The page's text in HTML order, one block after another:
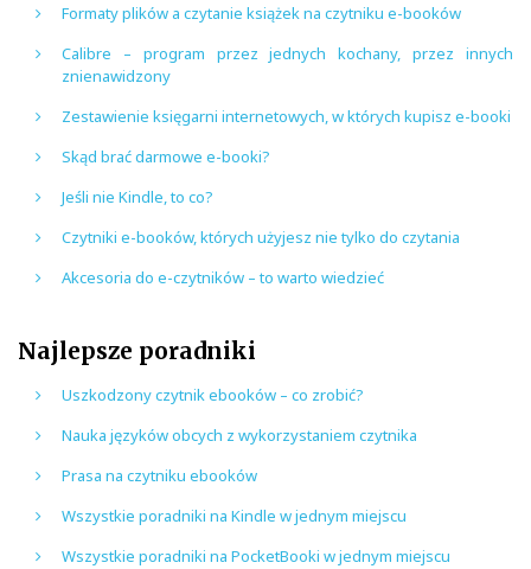
Formaty plików a czytanie książek na czytniku e-booków
Calibre – program przez jednych kochany, przez innych
znienawidzony
Zestawienie księgarni internetowych, w których kupisz e-booki
Skąd brać darmowe e-booki?
Jeśli nie Kindle, to co?
Czytniki e-booków, których użyjesz nie tylko do czytania
Akcesoria do e-czytników – to warto wiedzieć
Najlepsze poradniki
Uszkodzony czytnik ebooków – co zrobić?
Nauka języków obcych z wykorzystaniem czytnika
Prasa na czytniku ebooków
Wszystkie poradniki na Kindle w jednym miejscu
Wszystkie poradniki na PocketBooki w jednym miejscu